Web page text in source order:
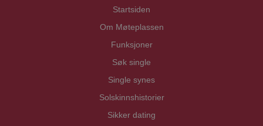
Startsiden
Om Møteplassen
Funksjoner
Søk single
Single synes
Solskinnshistorier
Sikker dating